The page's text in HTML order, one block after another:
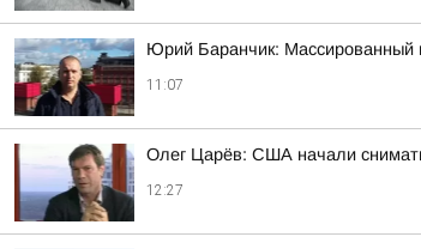
Юрий Баранчик: Массированный
11:07
Олег Царёв: США начали
12:27